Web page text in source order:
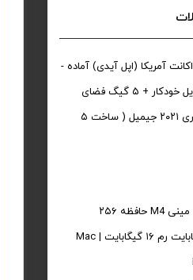
آمریکا (اپل آیدی) آماده -
تحویل خودکار + ۵ گیگ فضای
رایگان آیکلاد - سری ۲۰۲۱ جیمیل ( ساخت ۵
مک مینی M4 حافظه ۲۵۶
گیگابایت رم ۱۶ گیگابایت | Mac